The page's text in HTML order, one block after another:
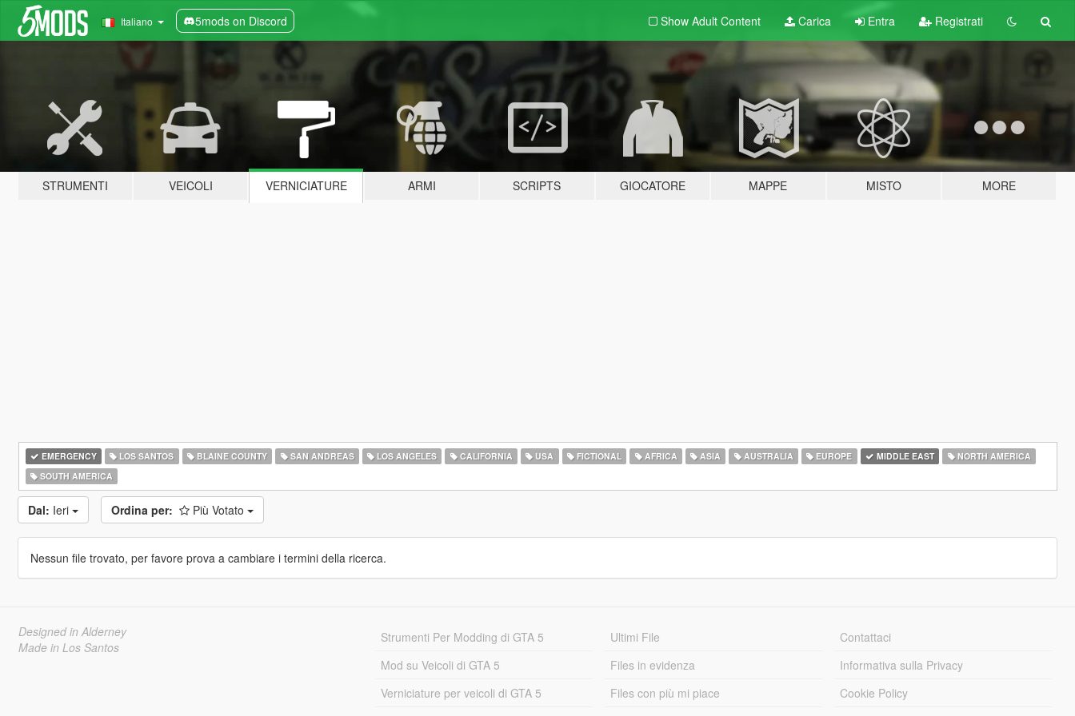
Italiano 5mods on Discord Show Adult Content Carica Entra Registrati
STRUMENTI VEICOLI VERNICIATURE ARMI SCRIPTS GIOCATORE MAPPE MISTO MORE
EMERGENCY LOS SANTOS BLAINE COUNTY SAN ANDREAS LOS ANGELES CALIFORNIA USA FICTIONAL AFRICA ASIA AUSTRALIA EUROPE MIDDLE EAST
NORTH AMERICA
SOUTH AMERICA
Dal: Ieri Ordina per: Più Votato
Nessun file trovato, per favore prova a cambiare i termini della ricerca.
Designed in Alderney
Made in Los Santos
Strumenti Per Modding di GTA 5
Mod su Veicoli di GTA 5
Verniciature per veicoli di GTA 5
Ultimi File
Files in evidenza
Files con più mi piace
Contattaci
Informativa sulla Privacy
Cookie Policy